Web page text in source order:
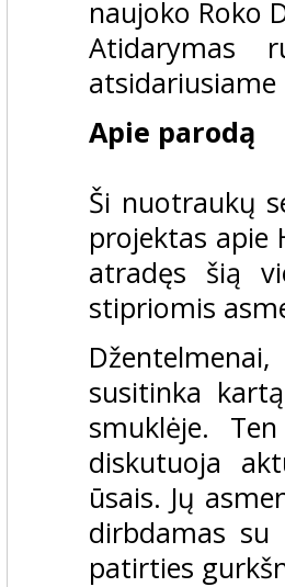
naujoko Roko
Atidarymas
atsidariusiame
Apie parodą
Ši nuotraukų
projektas apie
atradęs šią
stipriomis
susitinka
smuklėje.
diskutuoja
ūsais. Jų
dirbdamas su
patirties